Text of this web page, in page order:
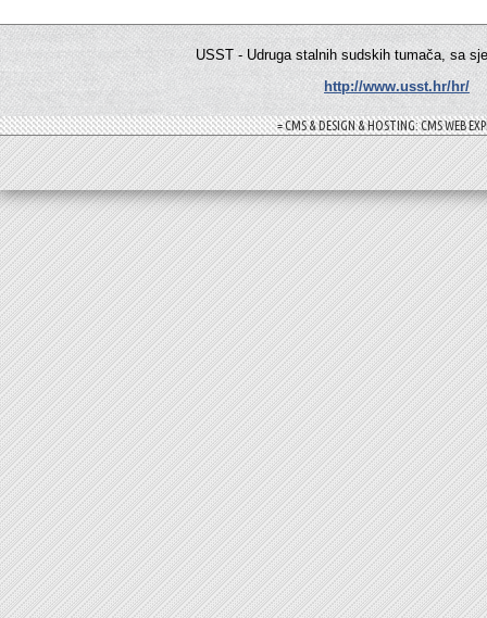
USST - Udruga stalnih sudskih tumača, sa
http://www.usst.hr/hr/
= CMS & DESIGN & HOSTING: CMS WEB